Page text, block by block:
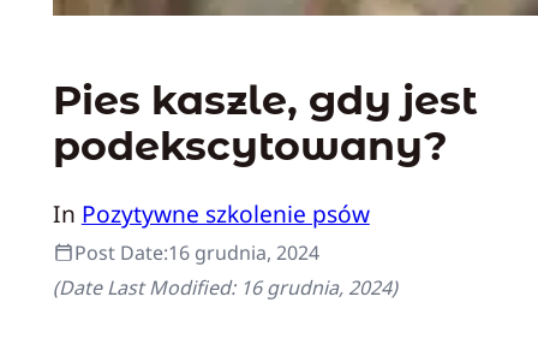
Pies kaszle, gdy jest
podekscytowany?
In Pozytywne szkolenie psów
Post Date:16 grudnia, 2024
(Date Last Modified: 16 grudnia, 2024)